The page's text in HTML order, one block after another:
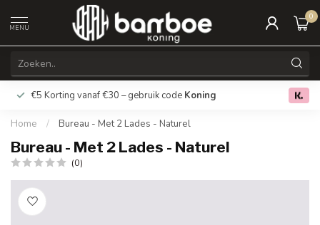
MENU
0
€5 Korting vanaf €30 – gebruik code Koning Gratis
Home / Bureau - Met 2 Lades - Naturel
Bureau - Met 2 Lades - Naturel
(0)